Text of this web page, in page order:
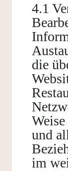
4.1
die
und
im